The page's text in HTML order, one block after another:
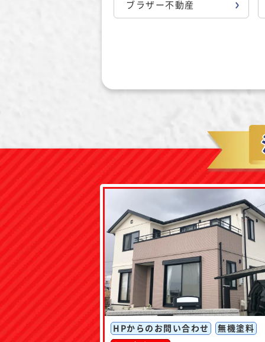
ブラザー不動産
HPからのお問い合わせ 無機塗料